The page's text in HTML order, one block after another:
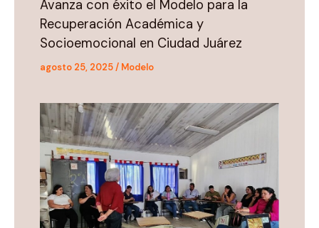
Avanza con éxito el Modelo para la
Recuperación Académica y
Socioemocional en Ciudad Juárez
agosto 25, 2025/ Modelo